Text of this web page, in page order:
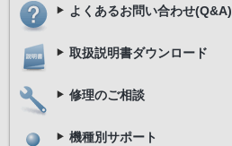
よくあるお問い合わせ(Q&A)
取扱説明書ダウンロード
修理のご相談
機種別サポート